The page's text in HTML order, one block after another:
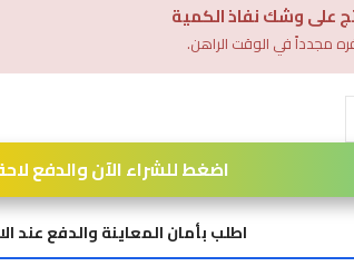
على وشك نفاذ الكمية
مجدداً في الوقت الراهن.
اضغط للشراء الآن والدفع
اطلب بأمان المعاينة والدفع عند